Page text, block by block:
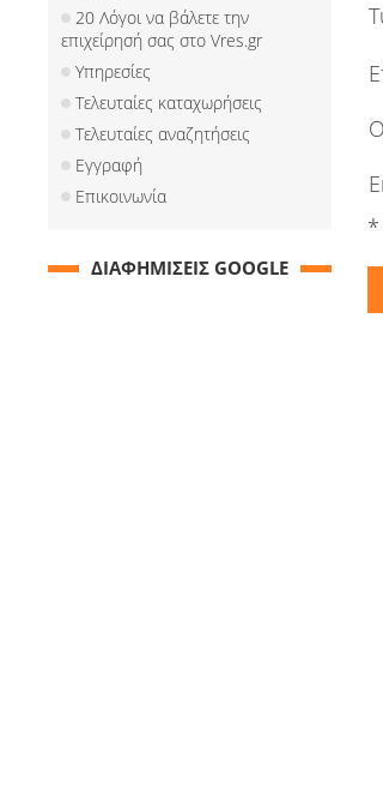
*
20 Λόγοι να βάλετε την
επιχείρησή σας στο Vres.gr
Υπηρεσίες
Τελευταίες καταχωρήσεις
Τελευταίες αναζητήσεις
Εγγραφή
Επικοινωνία
ΔΙΑΦΗΜΙΣΕΙΣ GOOGLE